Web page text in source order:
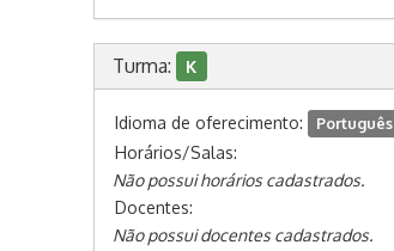
Turma: K
Idioma de oferecimento: Português
Horários/Salas:
Não possui horários cadastrados.
Docentes:
Não possui docentes cadastrados.